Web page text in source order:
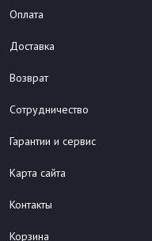
Оплата
Доставка
Возврат
Сотрудничество
Гарантии и сервис
Карта сайта
Контакты
Корзина